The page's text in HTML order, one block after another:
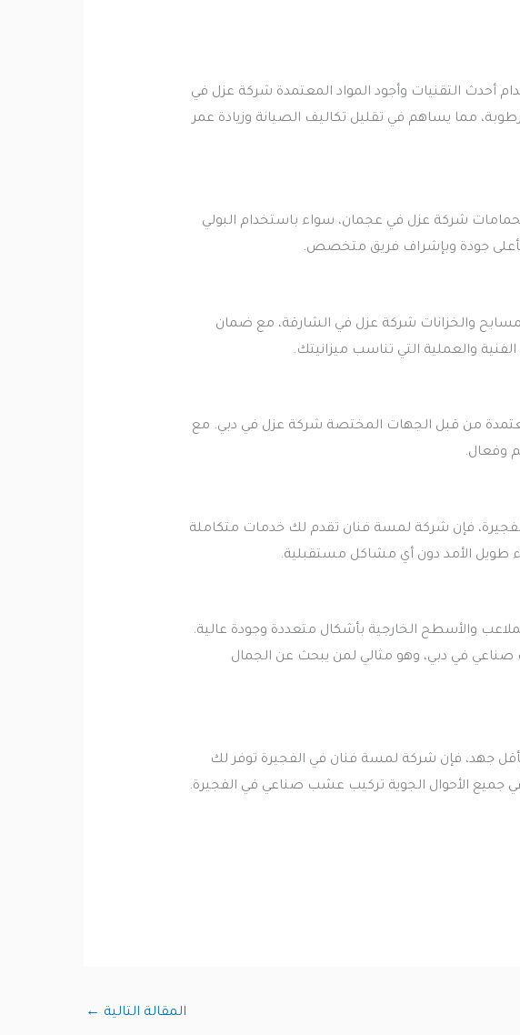
أحدث التقنيات وأجود المواد المعتمدة شركة عزل في
مما يساهم في تقليل تكاليف الصيانة وزيادة عمر
شركة عزل في عجمان، سواء باستخدام البولي
بأعلى جودة وبإشراف فريق متخصص.
والخزانات شركة عزل في الشارقة، مع ضمان
والعملية التي تناسب ميزانيتك.
من قبل الجهات المختصة شركة عزل في دبي. مع
وفعال.
فإن شركة لمسة فنان تقدم لك خدمات متكاملة
طويل الأمد دون أي مشاكل مستقبلية.
والأسطح الخارجية بأشكال متعددة وجودة عالية.
في دبي، وهو مثالي لمن يبحث عن الجمال
جهد، فإن شركة لمسة فنان في الفجيرة توفر لك
جميع الأحوال الجوية تركيب عشب صناعي في الفجيرة.
المقالة التالية ←